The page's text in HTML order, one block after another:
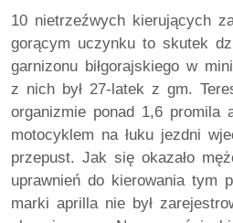
10 nietrzeźwych kierujących
gorącym uczynku to skutek
garnizonu biłgorajskiego w
z nich był 27-latek z gm.
organizmie ponad 1,6 promila
motocyklem na łuku jezdni
przepust. Jak się okazało
uprawnień do kierowania tym
marki aprilla nie był